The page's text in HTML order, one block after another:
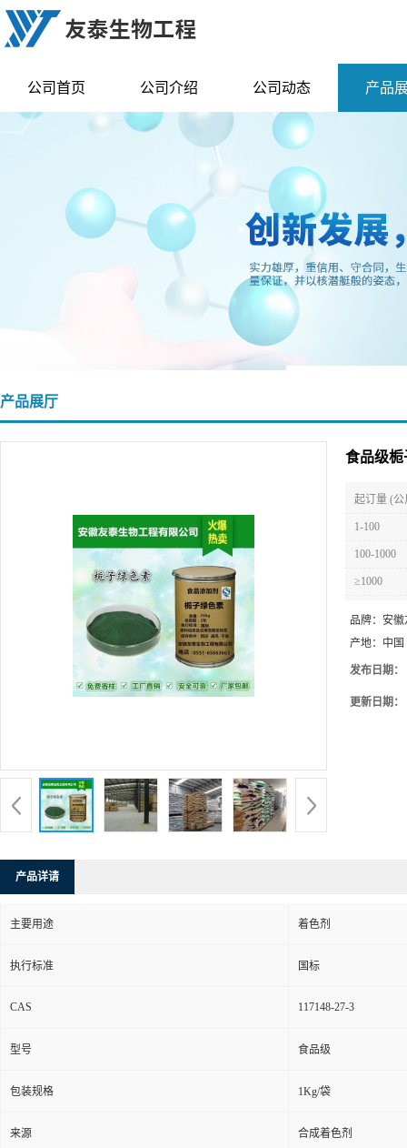
公司首页 公司介绍 公司动态 产品
产品展厅
食品级栀
起订量 (公
1-100
100-1000
≥1000
品牌： 安徽
产地： 中国
发布日期：
更新日期：
产品详请
主要用途 着色剂
执行标准 国标
CAS 117148-27-3
型号 食品级
包装规格 1Kg/袋
来源 合成着色剂